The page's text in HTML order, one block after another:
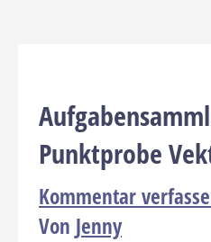
Punktprobe
Kommentar
Von Jenny